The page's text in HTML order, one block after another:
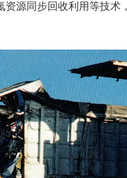
源同步回收利用等技